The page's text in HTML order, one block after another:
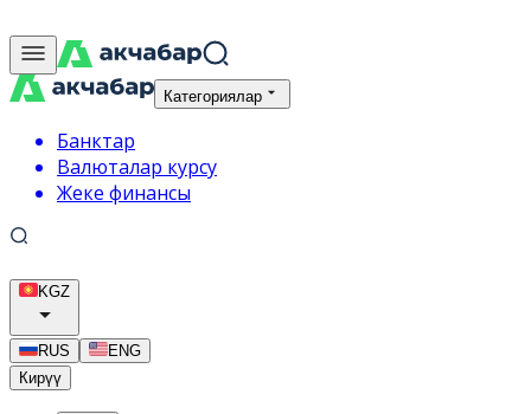
Категориялар
Банктар
Валюталар курсу
Жеке финансы
KGZ
RUS
ENG
Кирүү